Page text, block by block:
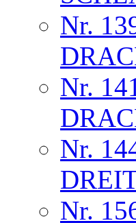
Nr.
Nr.
Nr.
Nr.